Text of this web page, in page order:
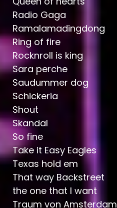
Radio Gaga
Ramalamadingdong
Ring of fire
Rocknroll is king
Sara perche
Saudummer dog
Schickeria
Shout
Skandal
So fine
Take it Easy Eagles
Texas hold em
That way Backstreet
the one that I want
Traum von Amsterdam